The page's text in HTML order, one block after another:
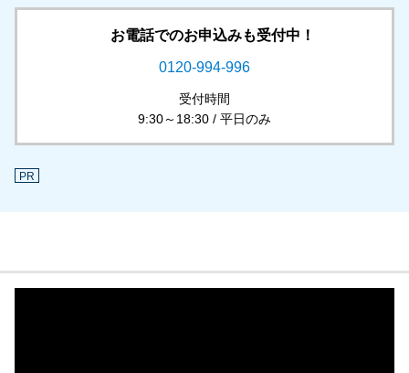
お電話でのお申込みも受付中！
0120-994-996
受付時間
9:30～18:30 / 平日のみ
PR